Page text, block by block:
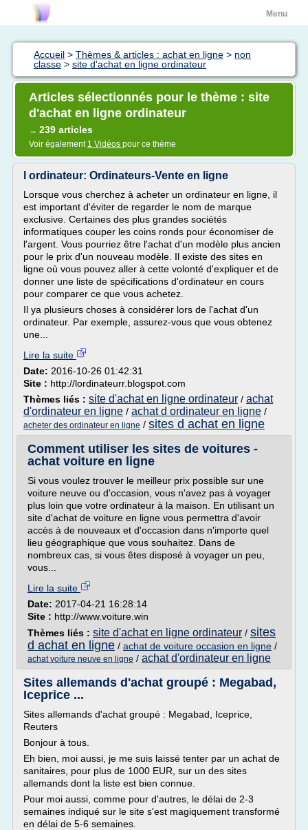
Menu
Accueil > Thèmes & articles : achat en ligne > non
classe > site d'achat en ligne ordinateur
Articles sélectionnés pour le thème : site
d'achat en ligne ordinateur
→ 239 articles
Voir également 1 Vidéos pour ce thème
l ordinateur: Ordinateurs-Vente en ligne
Lorsque vous cherchez à acheter un ordinateur en ligne, il
est important d'éviter de regarder le nom de marque
exclusive. Certaines des plus grandes sociétés
informatiques couper les coins ronds pour économiser de
l'argent. Vous pourriez être l'achat d'un modèle plus ancien
pour le prix d'un nouveau modèle. Il existe des sites en
ligne où vous pouvez aller à cette volonté d'expliquer et de
donner une liste de spécifications d'ordinateur en cours
pour comparer ce que vous achetez.
Il ya plusieurs choses à considérer lors de l'achat d'un
ordinateur. Par exemple, assurez-vous que vous obtenez
une...
Lire la suite
Date: 2016-10-26 01:42:31
Site : http://lordinateurr.blogspot.com
Thèmes liés : site d'achat en ligne ordinateur / achat
d'ordinateur en ligne / achat d ordinateur en ligne /
acheter des ordinateur en ligne / sites d achat en ligne
Comment utiliser les sites de voitures -
achat voiture en ligne
Si vous voulez trouver le meilleur prix possible sur une
voiture neuve ou d'occasion, vous n'avez pas à voyager
plus loin que votre ordinateur à la maison. En utilisant un
site d'achat de voiture en ligne vous permettra d'avoir
accès à de nouveaux et d'occasion dans n'importe quel
lieu géographique que vous souhaitez. Dans de
nombreux cas, si vous êtes disposé à voyager un peu,
vous...
Lire la suite
Date: 2017-04-21 16:28:14
Site : http://www.voiture.win
Thèmes liés : site d'achat en ligne ordinateur / sites
d achat en ligne / achat de voiture occasion en ligne /
achat voiture neuve en ligne / achat d'ordinateur en ligne
Sites allemands d'achat groupé : Megabad,
Iceprice ...
Sites allemands d'achat groupé : Megabad, Iceprice,
Reuters
Bonjour à tous.
Eh bien, moi aussi, je me suis laissé tenter par un achat de
sanitaires, pour plus de 1000 EUR, sur un des sites
allemands dont la liste est bien connue.
Pour moi aussi, comme pour d'autres, le délai de 2-3
semaines indiqué sur le site s'est magiquement transformé
en délai de 5-6 semaines.